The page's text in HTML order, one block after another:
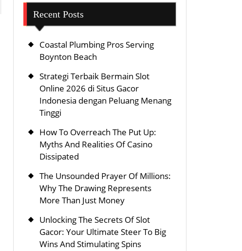
Recent Posts
Coastal Plumbing Pros Serving
Boynton Beach
Strategi Terbaik Bermain Slot
Online 2026 di Situs Gacor
Indonesia dengan Peluang Menang
Tinggi
How To Overreach The Put Up:
Myths And Realities Of Casino
Dissipated
The Unsounded Prayer Of Millions:
Why The Drawing Represents
More Than Just Money
Unlocking The Secrets Of Slot
Gacor: Your Ultimate Steer To Big
Wins And Stimulating Spins